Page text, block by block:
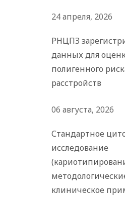
24 апреля, 2026
РНЦПЗ
данных для
полигенного
расстройств
06 августа, 2026
Стандартное
исследование
клиническое